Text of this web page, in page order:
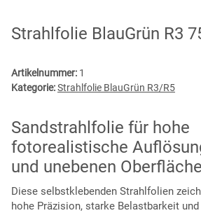
Strahlfolie BlauGrün R3
Artikelnummer: 1
Kategorie:Strahlfolie BlauGrün R3/R5
Sandstrahlfolie für hohe
fotorealistische
und unebenen
Diese selbstklebenden Strahlfolien
hohe Präzision, starke Belastbarkeit